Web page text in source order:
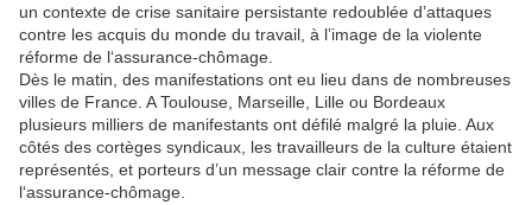
un contexte de crise sanitaire persistante redoublée d’attaques
contre les acquis du monde du travail, à l’image de la violente
réforme de l‘assurance-chômage.
Dès le matin, des manifestations ont eu lieu dans de nombreuses
villes de France. A Toulouse, Marseille, Lille ou Bordeaux
plusieurs milliers de manifestants ont défilé malgré la pluie. Aux
côtés des cortèges syndicaux, les travailleurs de la culture étaient
représentés, et porteurs d’un message clair contre la réforme de
l‘assurance-chômage.